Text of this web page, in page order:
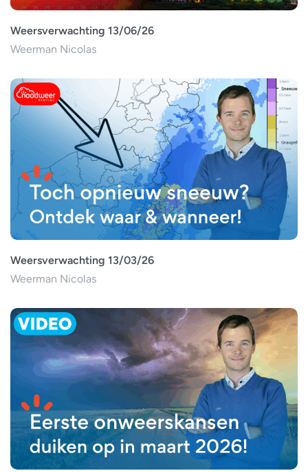
Weersverwachting 13/06/26
Weerman Nicolas
Weersverwachting 13/03/26
Weerman Nicolas